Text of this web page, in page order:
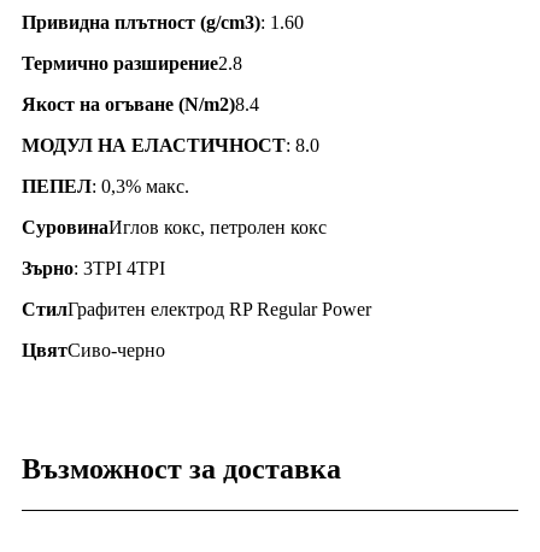
Привидна плътност (g/cm3): 1.60
Термично разширение2.8
Якост на огъване (N/m2)8.4
МОДУЛ НА ЕЛАСТИЧНОСТ: 8.0
ПЕПЕЛ: 0,3% макс.
СуровинаИглов кокс, петролен кокс
Зърно: 3TPI 4TPI
СтилГрафитен електрод RP Regular Power
ЦвятСиво-черно
Възможност за доставка